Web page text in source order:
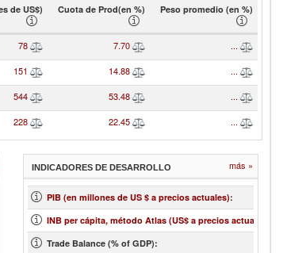
de US$) Cuota de Prod(en %) Peso promedio (en %)
78 7.70 ...
151 14.88 ...
544 53.48 ...
228 22.45 ...
...
...
...
INDICADORES DE DESARROLLO más »
PIB (en millones de US $ a precios actuales):
INB per cápita, método Atlas (US$ a precios actuales)
Trade Balance (% of GDP):